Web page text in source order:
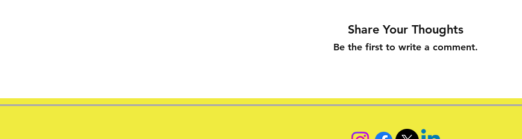
Share Your Thoughts
Be the first to write a comment.